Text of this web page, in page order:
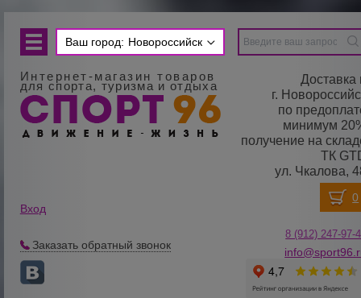
Ваш город: Новороссийск
Интернет-магазин товаров
для спорта, туризма и отдыха
Доставка
г.
по
минимум
получение на
ТК
ул. Чкалова,
Вход
Заказать обратный звонок
8 (912) 247-97-